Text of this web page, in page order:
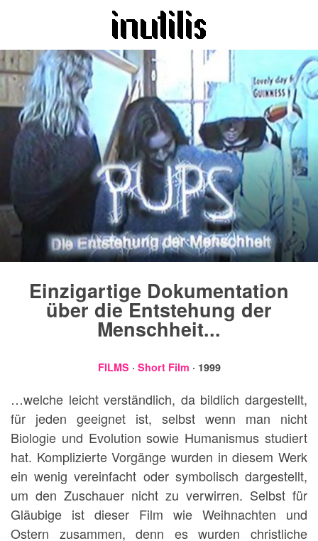
Einzigartige Dokumentation
über die Entstehung der
Menschheit...
FILMS · Short Film · 1999
…welche leicht verständlich, da bildlich dargestellt,
für jeden geeignet ist, selbst wenn man nicht
Biologie und Evolution sowie Humanismus studiert
hat. Komplizierte Vorgänge wurden in diesem Werk
ein wenig vereinfacht oder symbolisch dargestellt,
um den Zuschauer nicht zu verwirren. Selbst für
Gläubige ist dieser Film wie Weihnachten und
Ostern zusammen, denn es wurden christliche